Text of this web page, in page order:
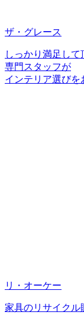
ザ・グレース
しっかり満足し
専門スタッフが
インテリア選びを
リ・オーケー
家具のリサイクル